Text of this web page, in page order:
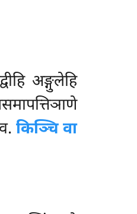
अङ्गुलेहि
किञ्चि वा